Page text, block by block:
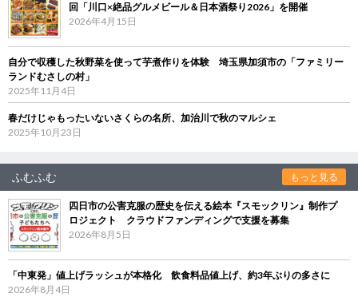
回「川口×絶品グルメビール＆日本酒祭り2026」を開催
2026年4月15日
自分で収穫した秋野菜を使って芋煮作りを体験 埼玉県加須市の「ファミリー
ランドむさしの村」
2025年11月4日
春だけじゃもったいないさくらの名所、加治川で秋のマルシェ
2025年10月23日
ふむふむ もっと見る
四日市の公害克服の歴史を伝える絵本『スモックリン』制作プ
ロジェクト クラウドファンディングで支援を募集
2026年8月5日
「中東発」値上げラッシュが本格化 飲食料品値上げ、約3年ぶりの多さに
2026年8月4日